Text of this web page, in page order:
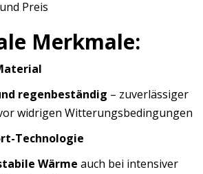
Preis
Merkmale:
regenbeständig – zuverlässiger
widrigen Witterungsbedingungen
Technologie
Wärme auch bei intensiver